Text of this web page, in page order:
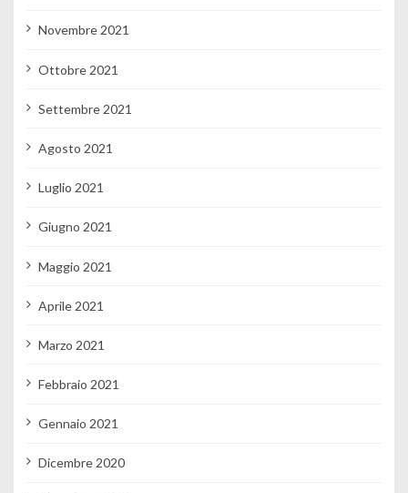
Novembre 2021
Ottobre 2021
Settembre 2021
Agosto 2021
Luglio 2021
Giugno 2021
Maggio 2021
Aprile 2021
Marzo 2021
Febbraio 2021
Gennaio 2021
Dicembre 2020